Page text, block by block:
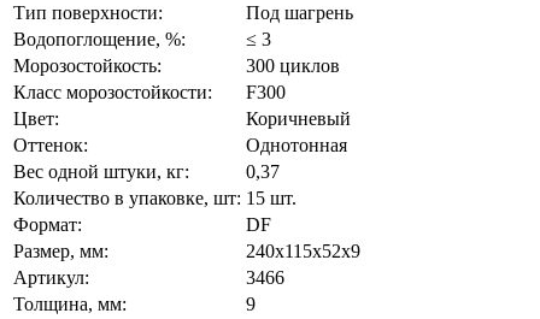
Тип поверхности:
Под шагрень
Водопоглощение, %:
≤ 3
Морозостойкость:
300 циклов
Класс морозостойкости:
F300
Цвет:
Коричневый
Оттенок:
Однотонная
Вес одной штуки, кг:
0,37
Количество в упаковке, шт: 15 шт.
Формат:
DF
Размер, мм:
240х115х52х9
Артикул:
3466
Толщина, мм:
9